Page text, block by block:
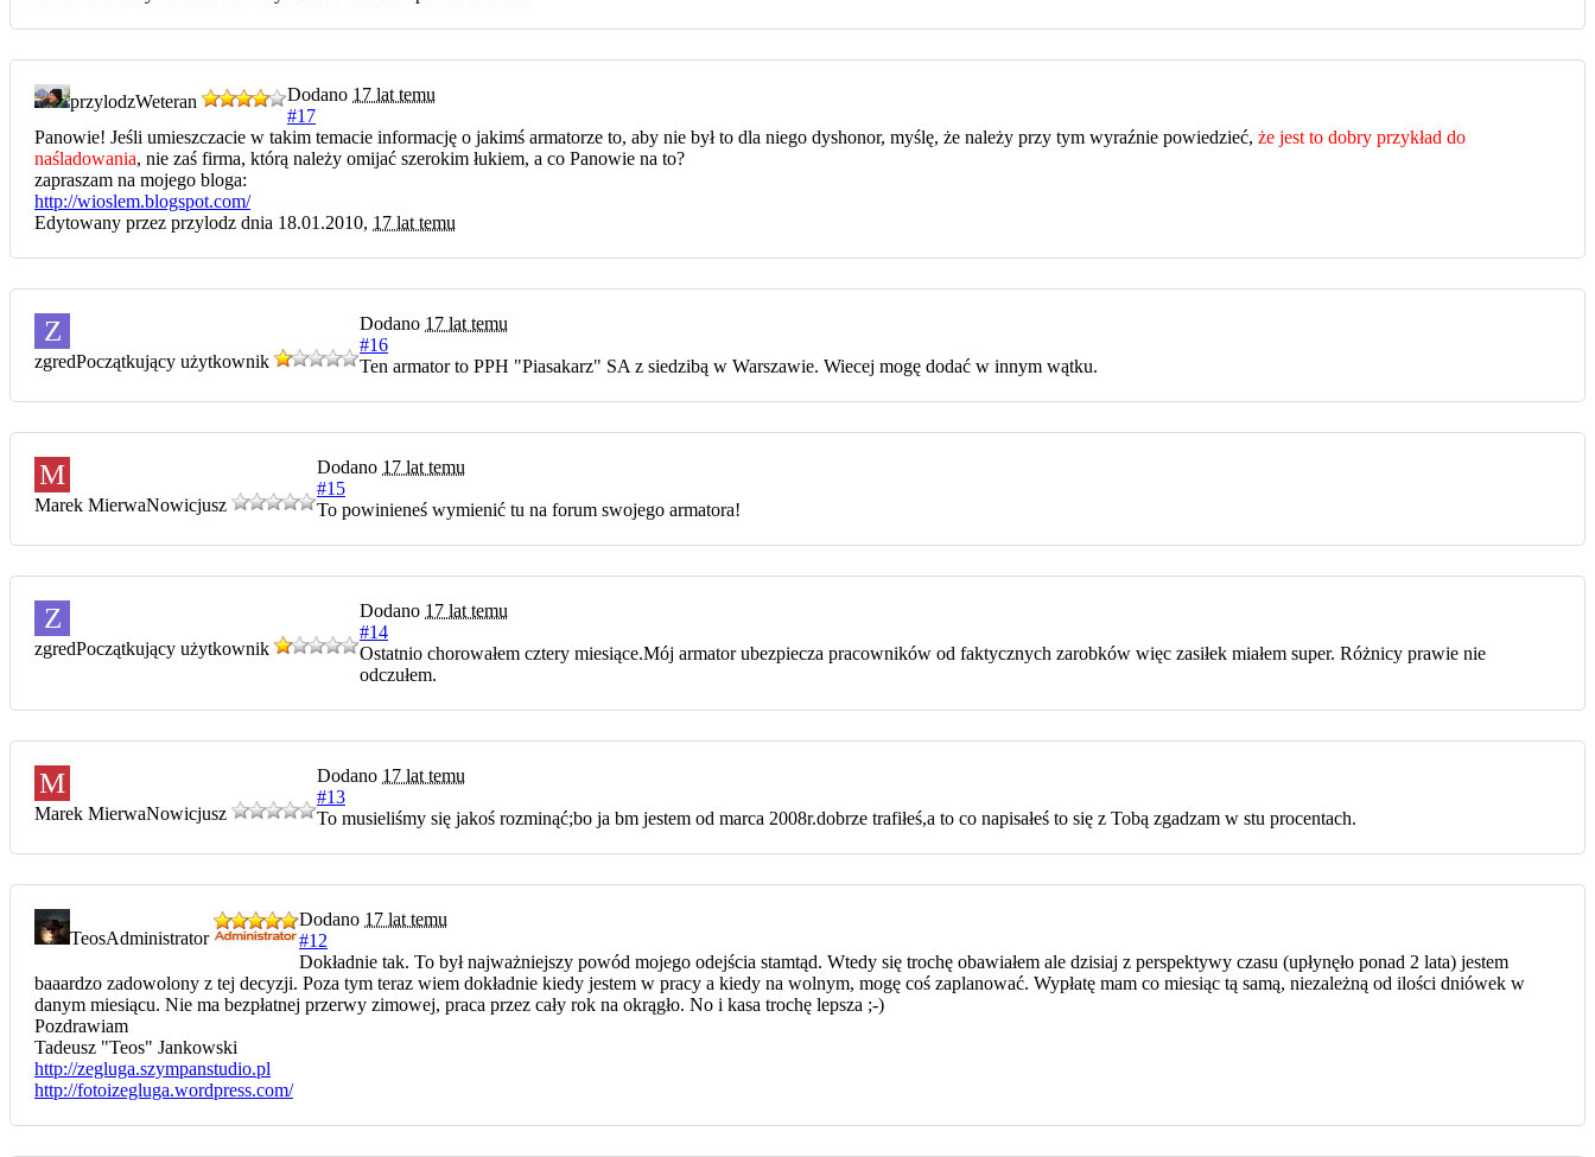
przylodzWeteran Dodano 17 lat temu
#17
Panowie! Jeśli umieszczacie w takim temacie informację o jakimś armatorze to, aby nie był to dla niego dyshonor, myślę, że należy przy tym wyraźnie powiedzieć, że jest to dobry przykład do
naśladowania, nie zaś firma, którą należy omijać szerokim łukiem, a co Panowie na to?
zapraszam na mojego bloga:
http://wioslem.blogspot.com/
Edytowany przez przylodz dnia 18.01.2010, 17 lat temu
Z
zgredPoczątkujący użytkownik
Dodano 17 lat temu
#16
Ten armator to PPH "Piasakarz" SA z siedzibą w Warszawie. Wiecej mogę dodać w innym wątku.
M
Marek MierwaNowicjusz
Dodano 17 lat temu
#15
To powinieneś wymienić tu na forum swojego armatora!
Z
zgredPoczątkujący użytkownik
Dodano 17 lat temu
#14
Ostatnio chorowałem cztery miesiące.Mój armator ubezpiecza pracowników od faktycznych zarobków więc zasiłek miałem super. Różnicy prawie nie
odczułem.
M
Marek MierwaNowicjusz
Dodano 17 lat temu
#13
To musieliśmy się jakoś rozminąć;bo ja bm jestem od marca 2008r.dobrze trafiłeś,a to co napisałeś to się z Tobą zgadzam w stu procentach.
TeosAdministrator
Dodano 17 lat temu
#12
Dokładnie tak. To był najważniejszy powód mojego odejścia stamtąd. Wtedy się trochę obawiałem ale dzisiaj z perspektywy czasu (upłynęło ponad 2 lata) jestem
baaardzo zadowolony z tej decyzji. Poza tym teraz wiem dokładnie kiedy jestem w pracy a kiedy na wolnym, mogę coś zaplanować. Wypłatę mam co miesiąc tą samą, niezależną od ilości dniówek w
danym miesiącu. Nie ma bezpłatnej przerwy zimowej, praca przez cały rok na okrągło. No i kasa trochę lepsza ;-)
Pozdrawiam
Tadeusz "Teos" Jankowski
http://zegluga.szympanstudio.pl
http://fotoizegluga.wordpress.com/